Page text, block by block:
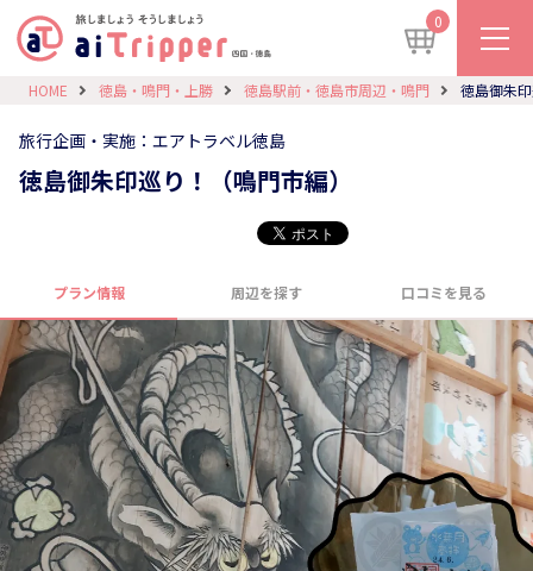
0
HOME 徳島・鳴門・上勝 徳島駅前・徳島市周辺・鳴門 徳島御朱
旅行企画・実施：エアトラベル徳島
徳島御朱印巡り！（鳴門市編）
プラン情報 周辺を探す 口コミを見る